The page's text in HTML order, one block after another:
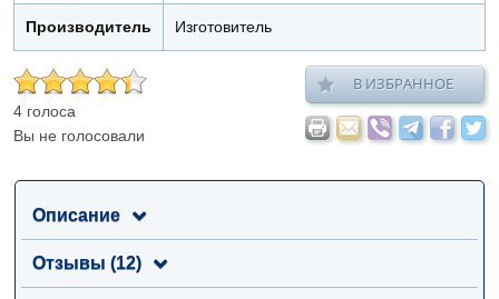
Производитель Изготовитель
4 голоса
Вы не голосовали
В ИЗБРАННОЕ
Описание
Отзывы (12)